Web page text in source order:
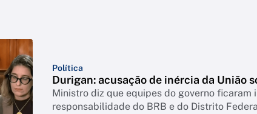
Política
Durigan: acusação de inércia da União
Ministro diz que equipes do governo
responsabilidade do BRB e do Distrito